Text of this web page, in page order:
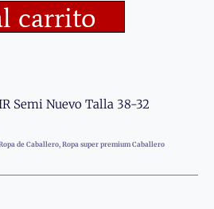
carrito
Semi Nuevo Talla 38-32
de Caballero, Ropa super premium Caballero